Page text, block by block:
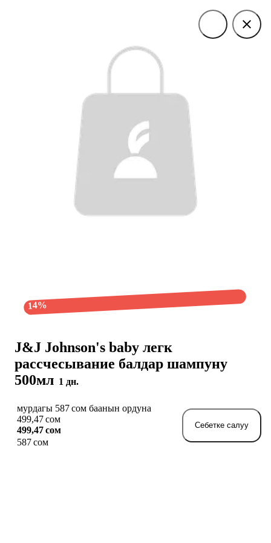
J&J Johnson's baby легк
рассчесывание балдар шампуну
500мл 1 дн.
14%
мурдагы 587 сом баанын ордуна
499,47 сом
499,47 сом
587 сом
Себетке салуу